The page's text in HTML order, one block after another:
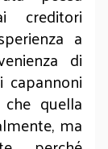
creditori
a
di
capannoni
quella
ma